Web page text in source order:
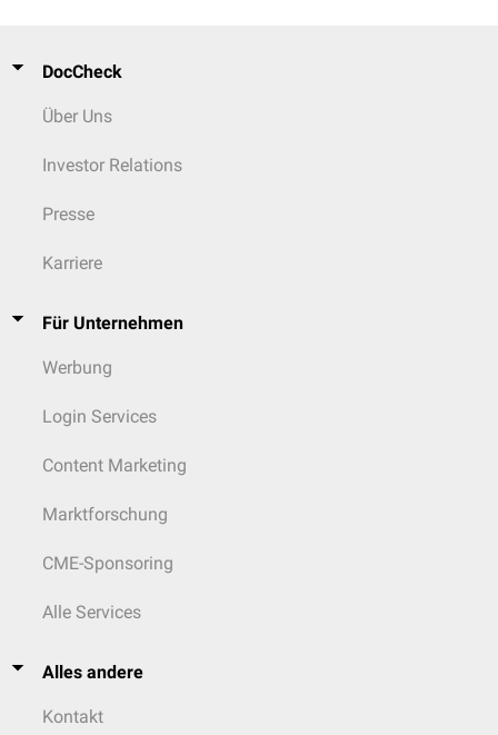
DocCheck
Über Uns
Investor Relations
Presse
Karriere
Für Unternehmen
Werbung
Login Services
Content Marketing
Marktforschung
CME-Sponsoring
Alle Services
Alles andere
Kontakt